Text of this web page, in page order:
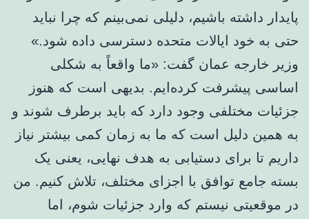
پایدار داشته باشیم، دلیلی نمی‌بینم که چرا نباید
حتی به خود ایالات متحده دسترسی داده شود.»
وزیر خارجه عمان گفت: «ما واقعاً به شکلی
اساسی پیشرفت کرده‌ایم. بدیهی است که هنوز
جزئیات مختلفی وجود دارد که باید برطرف شوند و
به همین دلیل است که ما به زمان کمی بیشتر نیاز
داریم تا برای دستیابی به هدف نهایی، یعنی یک
بسته جامع توافق با اجزای مختلف، تلاش کنیم. من
در موقعیتی نیستم که وارد جزئیات شوم، اما